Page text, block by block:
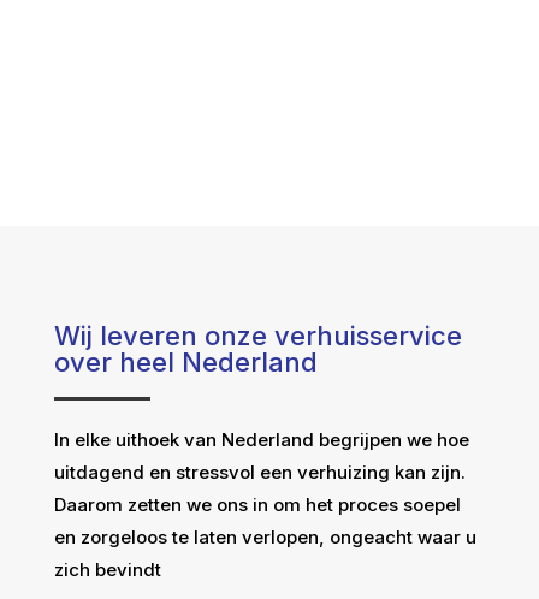
Wij leveren onze verhuisservice
over heel Nederland
In elke uithoek van Nederland begrijpen we hoe
uitdagend en stressvol een verhuizing kan zijn.
Daarom zetten we ons in om het proces soepel
en zorgeloos te laten verlopen, ongeacht waar u
zich bevindt